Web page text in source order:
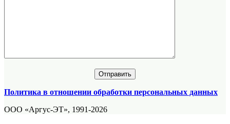
Политика в отношении обработки персональных данных
ООО «Аргус-ЭТ», 1991-2026